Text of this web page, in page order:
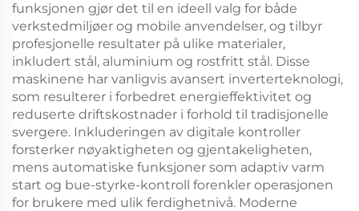
funksjonen gjør det til en ideell valg for både
verkstedmiljøer og mobile anvendelser, og tilbyr
profesjonelle resultater på ulike materialer,
inkludert stål, aluminium og rostfritt stål. Disse
maskinene har vanligvis avansert inverterteknologi,
som resulterer i forbedret energieffektivitet og
reduserte driftskostnader i forhold til tradisjonelle
svergere. Inkluderingen av digitale kontroller
forsterker nøyaktigheten og gjentakeligheten,
mens automatiske funksjoner som adaptiv varm
start og bue-styrke-kontroll forenkler operasjonen
for brukere med ulik ferdighetnivå. Moderne